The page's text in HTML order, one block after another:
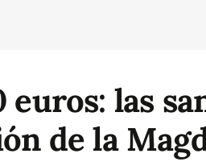
euros: las
de la